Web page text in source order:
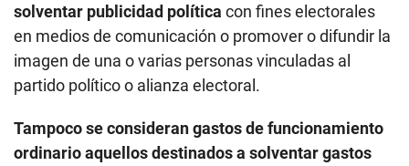
solventar publicidad política con fines electorales
en medios de comunicación o promover o difundir la
imagen de una o varias personas vinculadas al
partido político o alianza electoral.
Tampoco se consideran gastos de funcionamiento
ordinario aquellos destinados a solventar gastos